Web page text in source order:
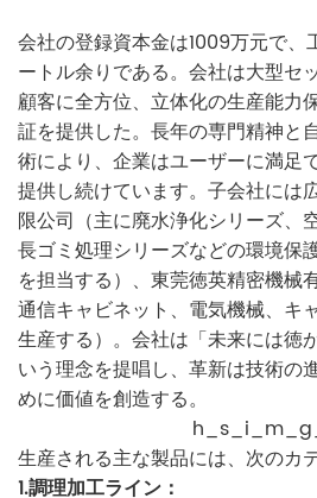
会社の登録資本金は1009万元で、
ートル余りである。会社は大型セ
顧客に全方位、立体化の生産能力
証を提供した。長年の専門精神と
術により、企業はユーザーに満足
提供し続けています。子会社には
限公司（主に廃水浄化シリーズ、
長ゴミ処理シリーズなどの環境保
を担当する）、東莞徳英精密機械
通信キャビネット、電気機械、キ
生産する）。会社は「未来には徳
いう理念を提唱し、革新は技術の
めに価値を創造する。
生産される主な製品には、次のカ
1.調理加工ライン：